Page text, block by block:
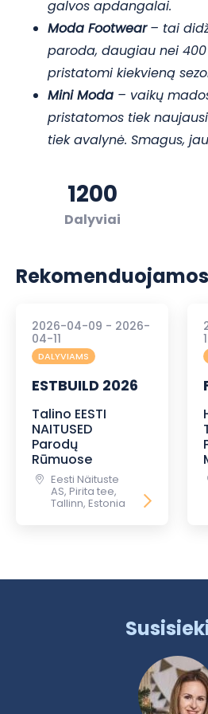
galvos apdangalai.
Moda Footwear – tai
paroda, daugiau nei
pristatomi kiekvieną
Mini Moda – vaikų
pristatomos tiek
tiek avalynė. Smagus,
1200
Dalyviai
2026-04-09 - 2026-
04-11
DALYVIAMS
ESTBUILD 2026
Talino EESTI
NAITUSED
Parodų
Rūmuose
Eesti Näituste
AS, Pirita tee,
Tallinn, Estonia